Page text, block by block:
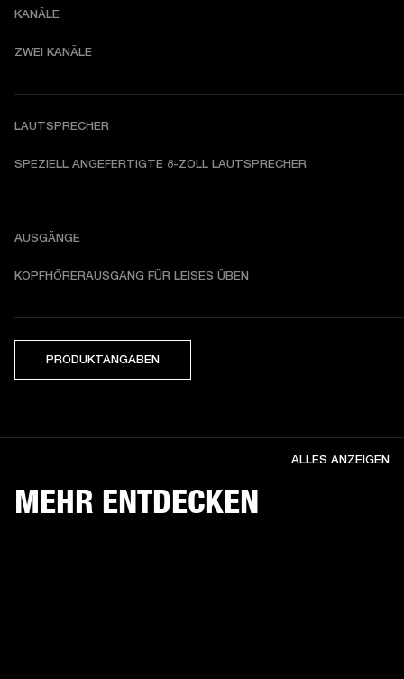
KANÄLE
ZWEI KANÄLE
LAUTSPRECHER
SPEZIELL ANGEFERTIGTE 8-ZOLL LAUTSPRECHER
AUSGÄNGE
KOPFHÖRERAUSGANG FÜR LEISES ÜBEN
PRODUKTANGABEN
MEHR ENTDECKEN
ALLES ANZEIGEN